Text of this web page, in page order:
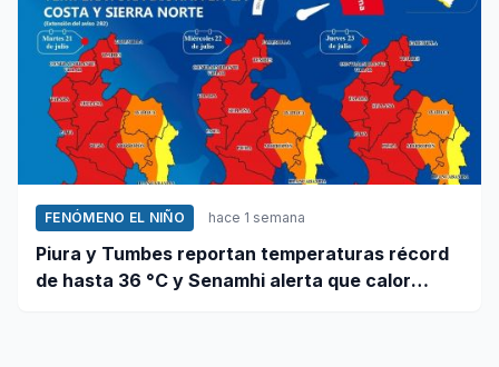
FENÓMENO EL NIÑO hace 1 semana
Piura y Tumbes reportan temperaturas récord
de hasta 36 °C y Senamhi alerta que calor